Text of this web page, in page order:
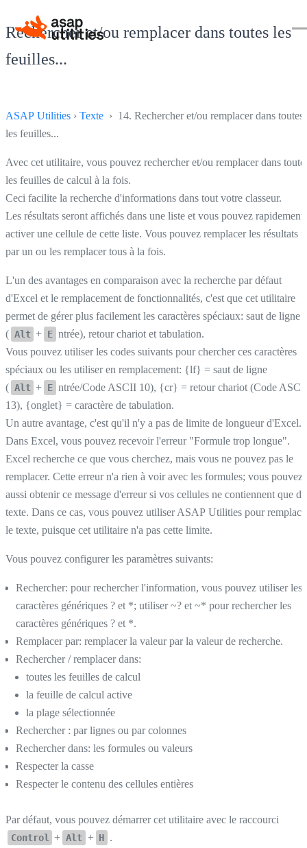
Rechercher et/ou remplacer dans toutes les
feuilles...
ASAP Utilities › Texte › 14. Rechercher et/ou remplacer dans toutes
les feuilles...
Avec cet utilitaire, vous pouvez rechercher et/ou remplacer dans
les feuilles de calcul à la fois.
Ceci facilite la recherche d'informations dans tout votre classeur.
Les résultats seront affichés dans une liste et vous pouvez rapidement
activer une cellule de cette liste. Vous pouvez remplacer les résultats
par un ou les remplacer tous à la fois.
L'un des avantages en comparaison avec la recherche par défaut
d'Excel et le remplacement de fonctionnalités, c'est que cet utilitaire
permet de gérer plus facilement les caractères spéciaux: saut de ligne
( Alt + E ntrée), retour chariot et tabulation.
Vous pouvez utiliser les codes suivants pour chercher ces caractères
spéciaux ou les utiliser en remplacement: {lf} = saut de ligne
( Alt + E ntrée/Code ASCII 10), {cr} = retour chariot (Code ASCII
13), {onglet} = caractère de tabulation.
Un autre avantage, c'est qu'il n'y a pas de limite de longueur d'Excel.
Dans Excel, vous pouvez recevoir l'erreur "Formule trop longue".
Excel recherche ce que vous cherchez, mais vous ne pouvez pas le
remplacer. Cette erreur n'a rien à voir avec les formules; vous pouvez
aussi obtenir ce message d'erreur si vos cellules ne contiennent que du
texte. Dans ce cas, vous pouvez utiliser ASAP Utilities pour
le texte, puisque cet utilitaire n'a pas cette limite.
Vous pouvez configurer les paramètres suivants:
Rechercher: pour rechercher l'information, vous pouvez utiliser les
caractères génériques ? et *; utiliser ~? et ~* pour rechercher les
caractères génériques ? et *.
Remplacer par: remplacer la valeur par la valeur de recherche.
Rechercher / remplacer dans:
toutes les feuilles de calcul
la feuille de calcul active
la plage sélectionnée
Rechercher : par lignes ou par colonnes
Rechercher dans: les formules ou valeurs
Respecter la casse
Respecter le contenu des cellules entières
Par défaut, vous pouvez démarrer cet utilitaire avec le raccourci
Control + Alt + H .